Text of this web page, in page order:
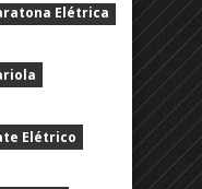
Elétrica
Elétrico